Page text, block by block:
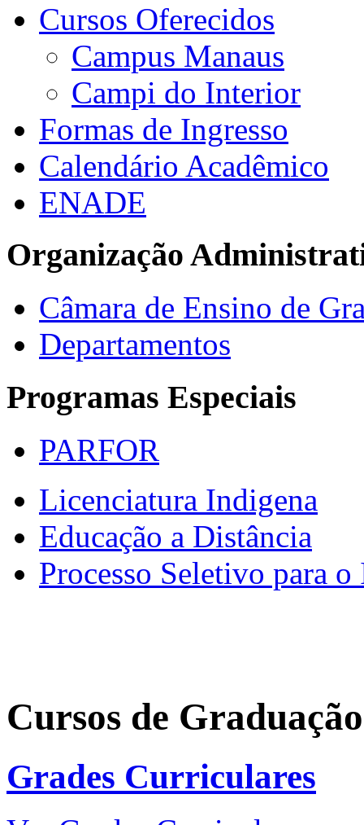
Cursos Oferecidos
Campus Manaus
Campi do Interior
Formas de Ingresso
Calendário Acadêmico
ENADE
Organização
Câmara de Ensino de
Departamentos
Programas Especiais
PARFOR
Licenciatura Indigena
Educação a Distância
Processo Seletivo para
Cursos de
Grades Curriculares